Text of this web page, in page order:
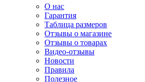
О нас
Гарантия
Таблица размеров
Отзывы о магазине
Отзывы о товарах
Видео-отзывы
Новости
Правила
Полезное